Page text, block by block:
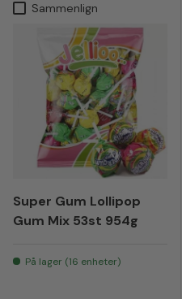
Sammenlign
Super Gum Lollipop
Gum Mix 53st 954g
På lager (16 enheter)